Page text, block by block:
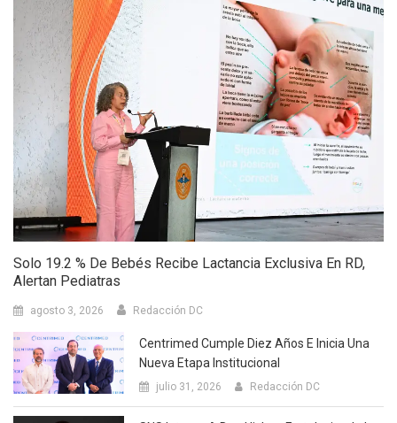
Solo 19.2 % De Bebés Recibe Lactancia Exclusiva En RD,
Alertan Pediatras
agosto 3, 2026 Redacción DC
Centrimed Cumple Diez Años E Inicia Una
Nueva Etapa Institucional
julio 31, 2026 Redacción DC